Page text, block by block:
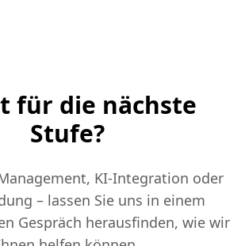
für die nächste
Stufe?
KI-Integration oder
– lassen Sie uns in einem
Gespräch herausfinden, wie wir